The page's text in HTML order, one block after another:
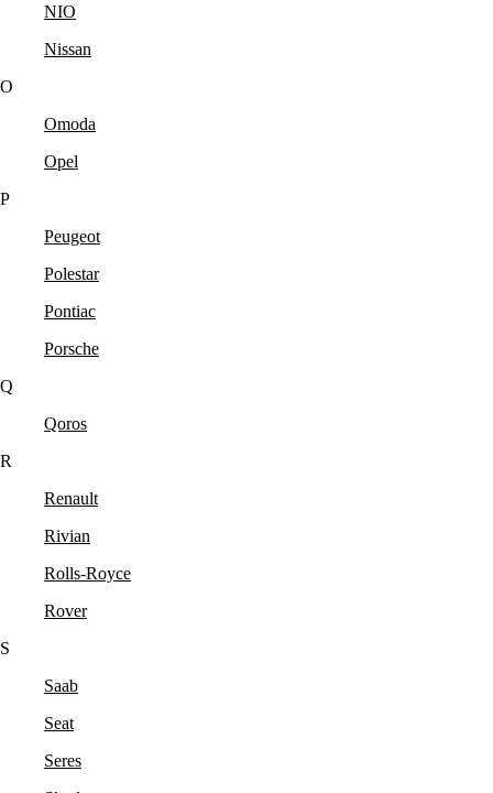
NIO
Nissan
O
Omoda
Opel
P
Peugeot
Polestar
Pontiac
Porsche
Q
Qoros
R
Renault
Rivian
Rolls-Royce
Rover
S
Saab
Seat
Seres